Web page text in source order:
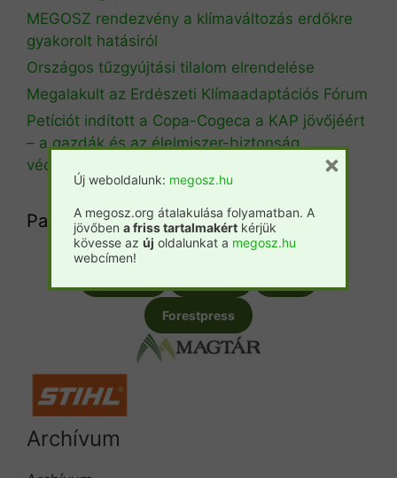
MEGOSZ rendezvény a klímaváltozás erdőkre
gyakorolt hatásiról
Országos tűzgyújtási tilalom elrendelése
Megalakult az Erdészeti Klímaadaptációs Fórum
Petíciót indított a Copa-Cogeca a KAP jövőjéért
– a gazdák és az élelmiszer-biztonság
védelmében
Partnereink
Forestpress
Archívum
Új weboldalunk: megosz.hu
A megosz.org átalakulása folyamatban. A
jövőben a friss tartalmakért kérjük
kövesse az új oldalunkat a megosz.hu
webcímen!
×